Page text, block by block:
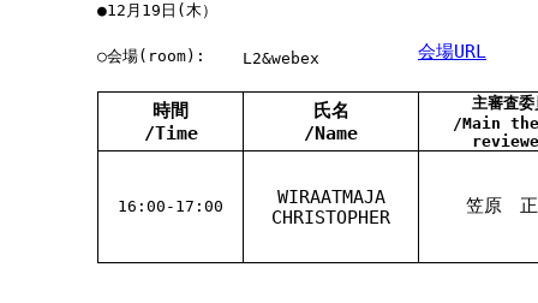
●12月19日(木）
○会場(room): L2&webex 会場URL
時間
/Time
氏名
/Name
主審査委
/Main
16:00-17:00
WIRAATMAJA
CHRISTOPHER
笠原 正